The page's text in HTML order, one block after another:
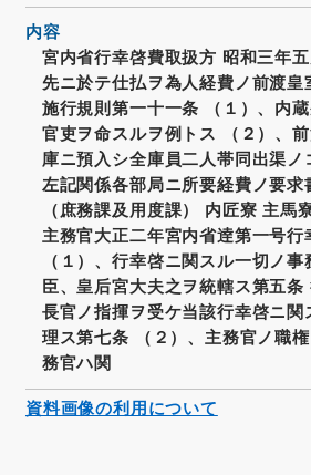
内容
宮内省行幸啓費取扱方 昭和三年
先ニ於テ仕払ヲ為人経費ノ前渡皇
施行規則第一十一条 （１）、内
官吏ヲ命スルヲ例トス （２）、
庫ニ預入シ全庫員二人帯同出渠
左記関係各部局ニ所要経費ノ要求
（庶務課及用度課） 内匠寮 主馬
主務官大正二年宮内省逹第一号行
（１）、行幸啓ニ関スル一切ノ
臣、皇后宮大夫之ヲ統轄ス第五
長官ノ指揮ヲ受ケ当該行幸啓ニ関
理ス第七条 （２）、主務官ノ職
務官ハ関
資料画像の利用について